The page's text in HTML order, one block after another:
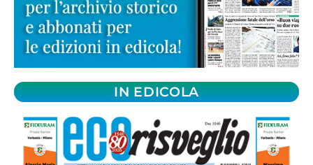
IN EDICOLA